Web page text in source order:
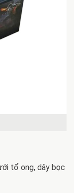
tổ ong, dây bọc